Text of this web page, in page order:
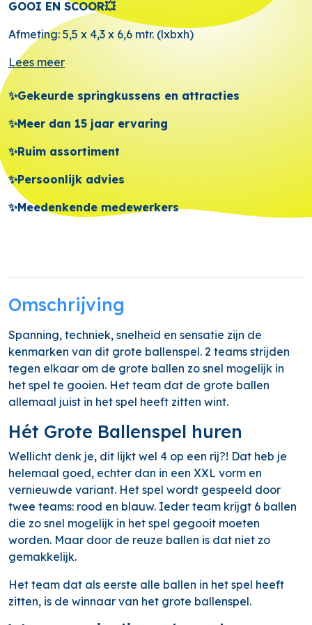
GOOI EN SCOOR💥
Afmeting: 5,5 x 4,3 x 6,6 mtr. (lxbxh)
Lees meer
✨Gekeurde springkussens en attracties
✨Meer dan 15 jaar ervaring
✨Ruim assortiment
✨Persoonlijk advies
✨Meedenkende medewerkers
Omschrijving
Spanning, techniek, snelheid en sensatie zijn de
kenmarken van dit grote ballenspel. 2 teams strijden
tegen elkaar om de grote ballen zo snel mogelijk in
het spel te gooien. Het team dat de grote ballen
allemaal juist in het spel heeft zitten wint.
Hét Grote Ballenspel huren
Wellicht denk je, dit lijkt wel 4 op een rij?! Dat heb je
helemaal goed, echter dan in een XXL vorm en
vernieuwde variant. Het spel wordt gespeeld door
twee teams: rood en blauw. Ieder team krijgt 6 ballen
die zo snel mogelijk in het spel gegooit moeten
worden. Maar door de reuze ballen is dat niet zo
gemakkelijk.
Het team dat als eerste alle ballen in het spel heeft
zitten, is de winnaar van het grote ballenspel.